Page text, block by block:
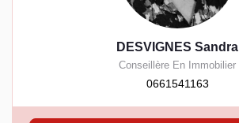
DESVIGNES Sandra
Conseillère En Immobilier
0661541163